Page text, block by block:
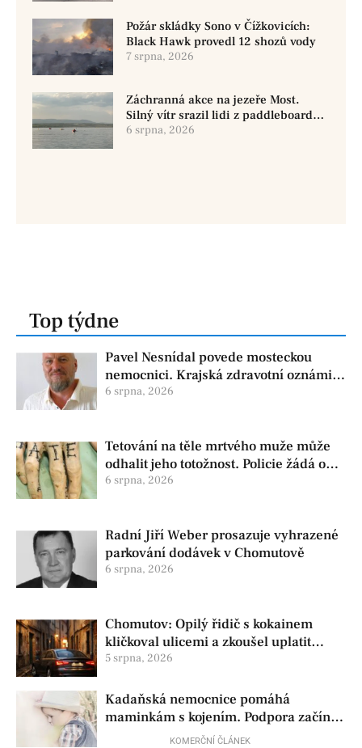
Požár skládky Sono v Čížkovicích:
Black Hawk provedl 12 shozů vody
7 srpna, 2026
Záchranná akce na jezeře Most.
Silný vítr srazil lidi z paddleboardů,
dvě osoby se pohřešují
6 srpna, 2026
Top týdne
Pavel Nesnídal povede mosteckou
nemocnici. Krajská zdravotní oznámila
změnu ve vedení
6 srpna, 2026
Tetování na těle mrtvého muže může
odhalit jeho totožnost. Policie žádá o
pomoc
6 srpna, 2026
Radní Jiří Weber prosazuje vyhrazené
parkování dodávek v Chomutově
6 srpna, 2026
Chomutov: Opilý řidič s kokainem
kličkoval ulicemi a zkoušel uplatit
policisty
5 srpna, 2026
Kadaňská nemocnice pomáhá
maminkám s kojením. Podpora začíná
už před porodemKOMERČNÍ ČLÁNEK